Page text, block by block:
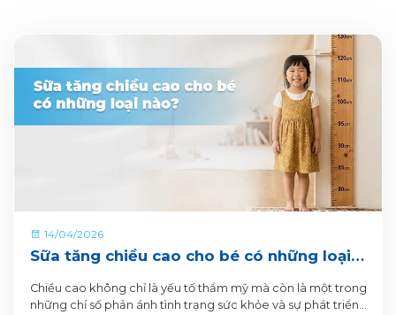
14/04/2026
Sữa tăng chiều cao cho bé có những loại
nào?
Chiều cao không chỉ là yếu tố thẩm mỹ mà còn là một trong
những chỉ số phản ánh tình trạng sức khỏe và sự phát triển